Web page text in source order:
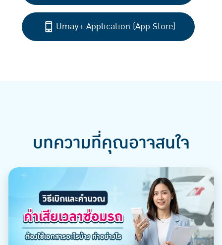
Umay+ Application (App Store)
บทความที่คุณอาจสนใจ